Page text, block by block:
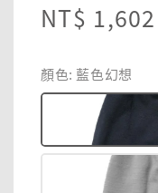
Sale
NT$ 1,602
顏色: 藍色幻想